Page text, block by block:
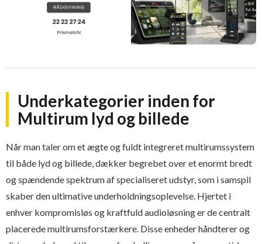
Underkategorier inden for
Multirum lyd og billede
Når man taler om et ægte og fuldt integreret multirumssystem
til både lyd og billede, dækker begrebet over et enormt bredt
og spændende spektrum af specialiseret udstyr, som i samspil
skaber den ultimative underholdningsoplevelse. Hjertet i
enhver kompromisløs og kraftfuld audioløsning er de centralt
placerede multirumsforstærkere. Disse enheder håndterer og